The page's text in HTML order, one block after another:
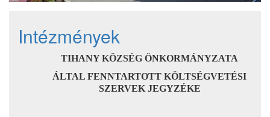
Intézmények
TIHANY KÖZSÉG ÖNKORMÁNYZATA
ÁLTAL FENNTARTOTT KÖLTSÉGVETÉSI
SZERVEK JEGYZÉKE